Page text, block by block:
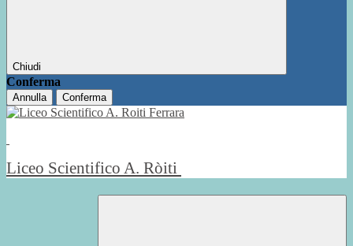
Chiudi
Conferma
Annulla Conferma
Liceo Scientifico A. Ròiti